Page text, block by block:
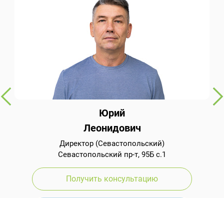
Юрий
Леонидович
Директор (Севастопольский)
Севастопольский пр-т, 95Б с.1
Получить консультацию